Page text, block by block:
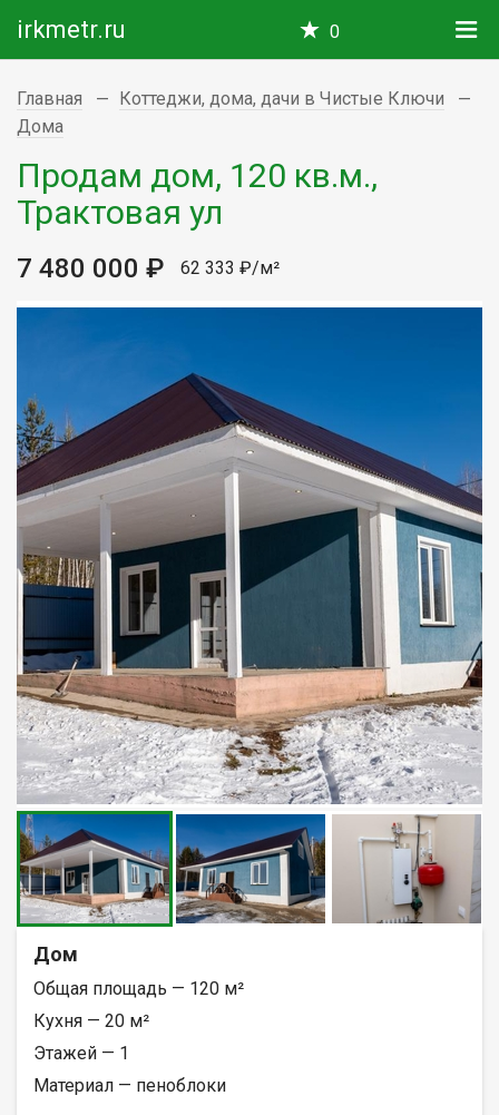
irkmetr.ru 0
Главная
Коттеджи, дома, дачи в Чистые Ключи
Дома
Продам дом, 120 кв.м.,
Трактовая ул
7 480 000 ₽ 62 333 ₽/м²
Дом
Общая площадь — 120 м²
Кухня — 20 м²
Этажей — 1
Материал — пеноблоки